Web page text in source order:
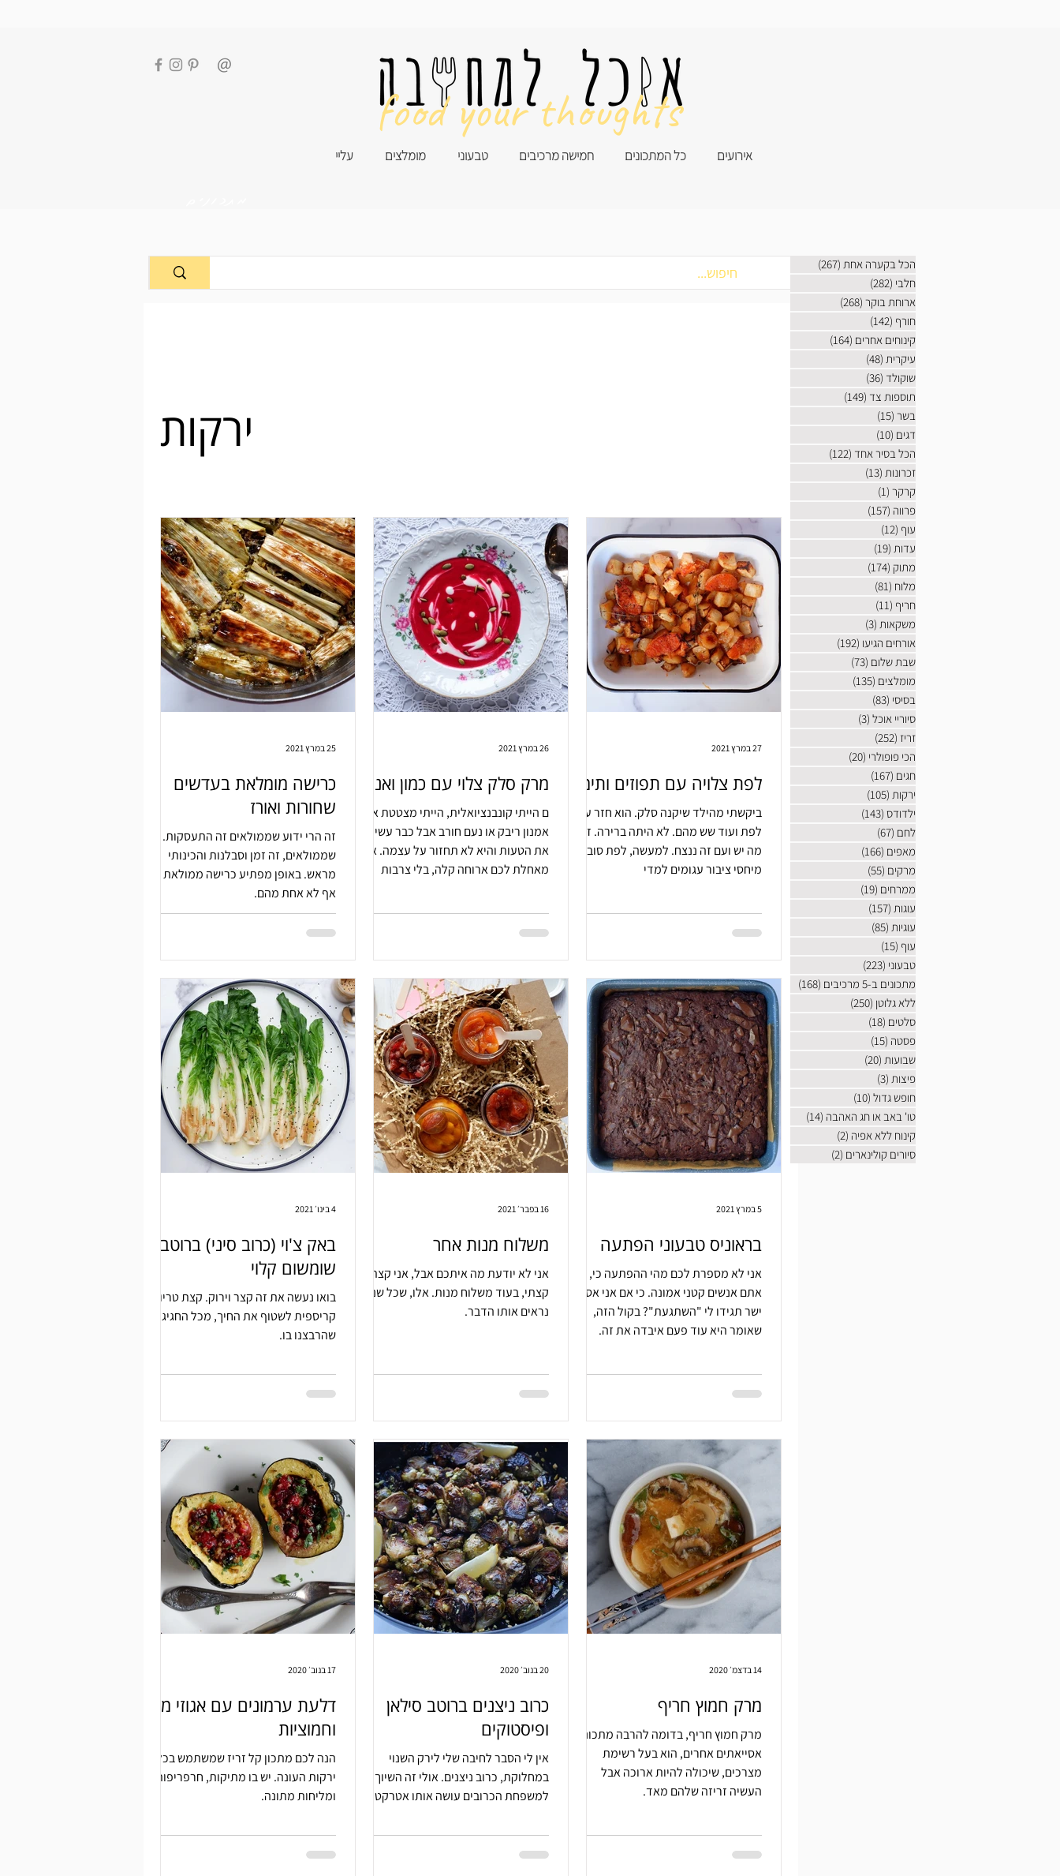
עליי מומלצים טבעוני חמישה מרכיבים כל המתכונים אירועים
food your thoughts
ירקות
לפת צלויה עם תפוזים ותימין
ביקשתי מהילד שיקנה סלק. הוא חזר עם
לפת ועוד שש מהם. לא היתה ברירה. זה
מה יש ועם זה ננצח. למעשה, לפת סובלת
מיחסי ציבור עגומים למדי
27 במרץ 2021
מרק סלק צלוי עם כמון ואניס
ם הייתי קונבנציואלית, הייתי מצטטת את
אמנון ריבק או נעם חורב אבל כבר עשיתי
את הטעות והיא לא תחזור על עצמה. אני
מאחלת לכם ארוחה קלה, בלי צרבות
26 במרץ 2021
כרישה מומלאת בעדשים
שחורות ואורז
זה הרי ידוע שממולאים זה התעסקות.
שממולאים, זה זמן וסבלנות והכינותי
מראש. באופן מפתיע כרישה ממולאת היא
אף לא אחת מהם.
25 במרץ 2021
בראוניס טבעוני הפתעה
אני לא מספרת לכם מהי ההפתעה כי,
אתם אנשים קטני אמונה. כי אם אני אספר,
ישר תגידו לי "השתגעת"? בקול הזה,
שאומר היא עוד פעם איבדה את זה.
5 במרץ 2021
משלוח מנות אחר
אני לא יודעת מה איתכם אבל, אני קצת
קצתי, בעוד משלוח מנות. אלו, שכל שנה
נראים אותו הדבר.
16 בפבר׳ 2021
באק צ'וי (כרוב סיני) ברוטב
שומשום קלוי
בואו נעשה את זה קצר וירוק. קצת טריות
קריספית לשטוף את החיך, מכל החגיגות
שהרבצנו בו.
4 בינו׳ 2021
מרק חמוץ חריף
מרק חמוץ חריף, בדומה להרבה מתכונים
אסייאתים אחרים, הוא בעל רשימת
מצרכים, שיכולה להיות ארוכה אבל
העשיה זריזה שלהם מאד.
14 בדצמ׳ 2020
כרוב ניצנים ברוטב סילאן
ופיסטוקים
אין לי הסבר לחיבה שלי לירק השנוי
במחלוקת, כרוב ניצנים. אולי זה השיוך
למשפחת הכרובים עושה אותו אטרקטיבי,
20 בנוב׳ 2020
דלעת ערמונים עם אגוזי מלך
וחמוציות
הנה לכם מתכון קל זריז שמשתמש בכל
ירקות העונה. יש בו מתיקות, חרפריפות
ומליחות מתונה.
17 בנוב׳ 2020
הכל בקערה אחת (267)
חלבי (282)
ארוחת בוקר (268)
חורף (142)
קינוחים אחרים (164)
עיקרית (48)
שוקולד (36)
תוספות צד (149)
בשר (15)
דגים (10)
הכל בסיר אחד (122)
זכרונות (13)
קרקר (1)
פרווה (157)
עוף (12)
עדות (19)
מתוק (174)
מלוח (81)
חריף (11)
משקאות (3)
אורחים הגיעו (192)
שבת שלום (73)
מומלצים (135)
בסיסי (83)
סיוריי אוכל (3)
זריז (252)
הכי פופולרי (20)
חגים (167)
ירקות (105)
ילדודס (143)
לחם (67)
מאפים (166)
מרקים (55)
ממרחים (19)
עוגות (157)
עוגיות (85)
עוף (15)
טבעוני (223)
מתכונים ב-5 מרכיבים
(168)
ללא גלוטן (250)
סלטים (18)
פסטה (15)
שבועות (20)
פיצות (3)
חופש גדול (10)
טו' באב או חג האהבה (14)
קינוח ללא אפיה (2)
סיורים קולינארים (2)